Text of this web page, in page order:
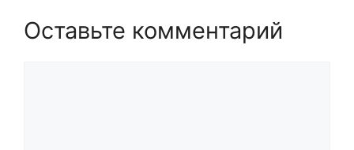
Оставьте комментарий